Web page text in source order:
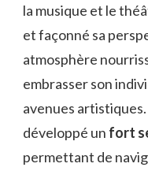
la musique et le
et façonné sa
atmosphère
embrasser son
avenues
développé un fort
permettant de